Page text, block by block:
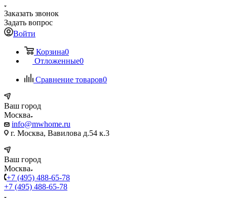
Заказать звонок
Задать вопрос
Войти
Корзина0
Отложенные0
Сравнение товаров0
Ваш город
Москва
info@mwhome.ru
г. Москва, Вавилова д.54 к.3
Ваш город
Москва
+7 (495) 488-65-78
+7 (495) 488-65-78